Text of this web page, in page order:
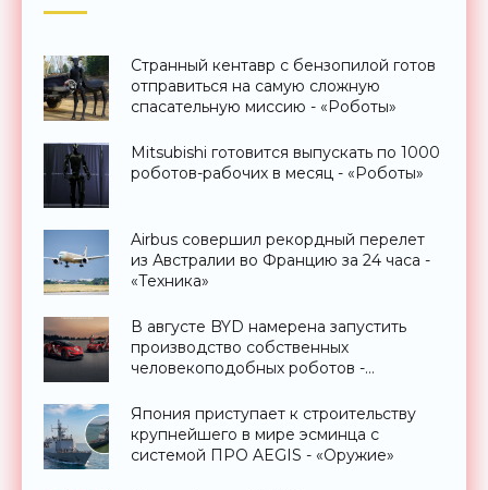
Странный кентавр с бензопилой готов
отправиться на самую сложную
спасательную миссию - «Роботы»
Mitsubishi готовится выпускать по 1000
роботов-рабочих в месяц - «Роботы»
Airbus совершил рекордный перелет
из Австралии во Францию за 24 часа -
«Техника»
В августе BYD намерена запустить
производство собственных
человекоподобных роботов -
Япония приступает к строительству
крупнейшего в мире эсминца с
системой ПРО AEGIS - «Оружие»